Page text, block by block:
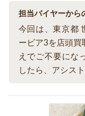
担当バイヤーから
今回は、東京都
ービア3を店頭買
えでご不要にな
したら、アシス